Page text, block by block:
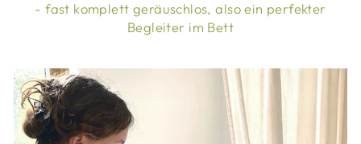
- fast komplett geräuschlos, also ein perfekter
Begleiter im Bett